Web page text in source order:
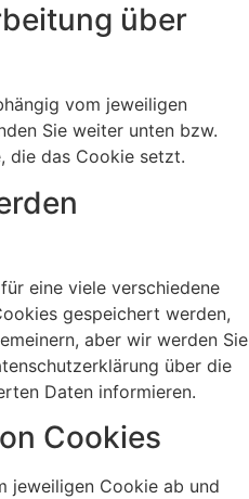
über
vom jeweiligen
Sie weiter unten bzw.
die das Cookie setzt.
eine viele verschiedene
gespeichert werden,
aber wir werden Sie
über die
Daten informieren.
Cookies
jeweiligen Cookie ab und